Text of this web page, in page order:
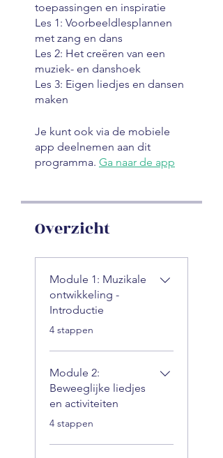
toepassingen en inspiratie
Les 1: Voorbeeldlesplannen
met zang en dans
Les 2: Het creëren van een
muziek- en danshoek
Les 3: Eigen liedjes en dansen
maken
Je kunt ook via de mobiele
app deelnemen aan dit
programma. Ga naar de app
Overzicht
Module 1: Muzikale
ontwikkeling -
Introductie
.
4 stappen
Module 2:
Beweeglijke liedjes
en activiteiten
.
4 stappen